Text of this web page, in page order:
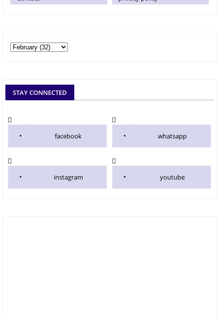
STAY CONNECTED
facebook whatsapp
instagram youtube